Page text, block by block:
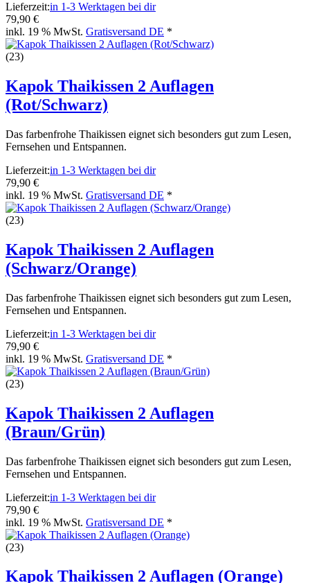
Lieferzeit:in 1-3 Werktagen bei dir
79,90 €
inkl. 19 % MwSt. Gratisversand DE *
(23)
Kapok Thaikissen 2 Auflagen
(Rot/Schwarz)
Das farbenfrohe Thaikissen eignet sich besonders gut zum Lesen,
Fernsehen und Entspannen.
Lieferzeit:in 1-3 Werktagen bei dir
79,90 €
inkl. 19 % MwSt. Gratisversand DE *
(23)
Kapok Thaikissen 2 Auflagen
(Schwarz/Orange)
Das farbenfrohe Thaikissen eignet sich besonders gut zum Lesen,
Fernsehen und Entspannen.
Lieferzeit:in 1-3 Werktagen bei dir
79,90 €
inkl. 19 % MwSt. Gratisversand DE *
(23)
Kapok Thaikissen 2 Auflagen
(Braun/Grün)
Das farbenfrohe Thaikissen eignet sich besonders gut zum Lesen,
Fernsehen und Entspannen.
Lieferzeit:in 1-3 Werktagen bei dir
79,90 €
inkl. 19 % MwSt. Gratisversand DE *
(23)
Kapok Thaikissen 2 Auflagen (Orange)